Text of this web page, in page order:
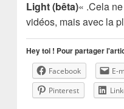
Light (bêta)« .Cela
vidéos, mais avec la
Hey toi ! Pour partager
Facebook E-
Pinterest